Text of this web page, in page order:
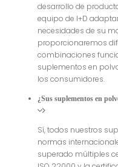
desarrollo de
equipo de I+D
necesidades de su
proporcionaremos
combinaciones
suplementos en
los consumidores.
¿Sus suplementos en
Sí, todos nuestros
normas
superado múltiples